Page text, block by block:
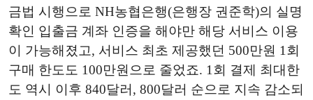
금법 시행으로 NH농협은행(은행장 권준학)의 실명
확인 입출금 계좌 인증을 해야만 해당 서비스 이용
이 가능해졌고, 서비스 최초 제공했던 500만원 1회
구매 한도도 100만원으로 줄었죠. 1회 결제 최대한
도 역시 이후 840달러, 800달러 순으로 지속 감소되